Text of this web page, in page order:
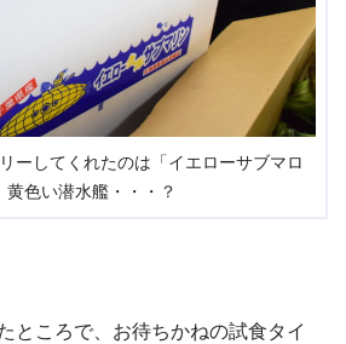
ーしてくれたのは「イエローサブマロ
黄色い潜水艦・・・？
ところで、お待ちかねの試食タイ